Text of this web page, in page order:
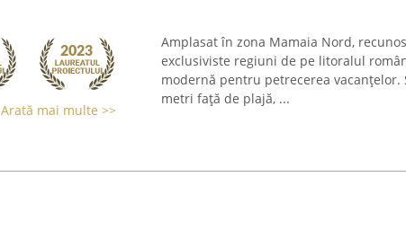
Arată mai multe >>
Amplasat în zona Mamaia Nord,
exclusiviste regiuni de pe litoralul
modernă pentru petrecerea
metri față de plajă, ...